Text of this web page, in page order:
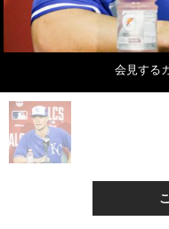
会見する